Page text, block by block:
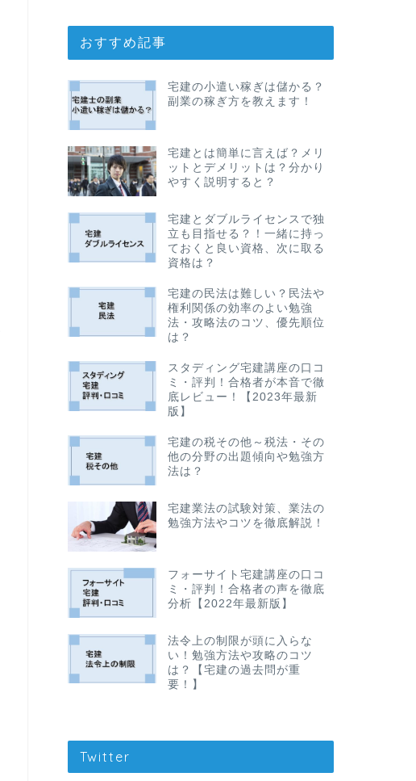
おすすめ記事
宅建の小遣い稼ぎは儲かる？
副業の稼ぎ方を教えます！
宅建とは簡単に言えば？メリ
ットとデメリットは？分かり
やすく説明すると？
宅建とダブルライセンスで独
立も目指せる？！一緒に持っ
ておくと良い資格、次に取る
資格は？
宅建の民法は難しい？民法や
権利関係の効率のよい勉強
法・攻略法のコツ、優先順位
は？
スタディング宅建講座の口コ
ミ・評判！合格者が本音で徹
底レビュー！【2023年最新
版】
宅建の税その他～税法・その
他の分野の出題傾向や勉強方
法は？
宅建業法の試験対策、業法の
勉強方法やコツを徹底解説！
フォーサイト宅建講座の口コ
ミ・評判！合格者の声を徹底
分析【2022年最新版】
法令上の制限が頭に入らな
い！勉強方法や攻略のコツ
は？【宅建の過去問が重
要！】
Twitter